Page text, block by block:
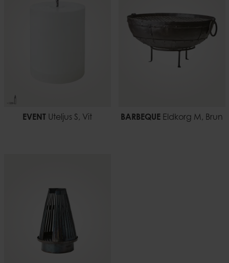
7332793200330
EVENT Uteljus S, Vit BARBEQUE Eldkorg M, Brun